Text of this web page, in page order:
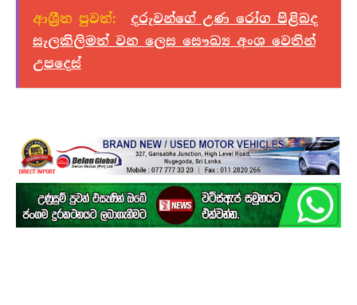
ආශ්‍රීත පුවත්:
දරුවන්ගේ උණ රෝග පිළිබද
සැලකිලිමත් වන ලෙස සෞඛ්‍ය අංශ වෙතින්
උපදෙස්